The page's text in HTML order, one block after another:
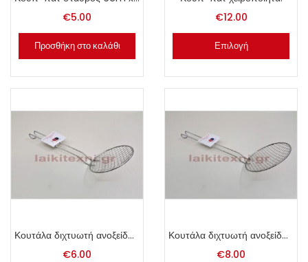
€5.00
Προσθήκη στο καλάθι
€12.00
Επιλογή
Κουτάλα διχτυωτή ανοξείδωτη 12cm.
€6.00
Κουτάλα διχτυωτή ανοξείδωτη 14cm.
€8.00